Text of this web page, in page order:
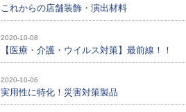
これからの店舗装飾・演出材料
2020-10-08
【医療・介護・ウイルス対策】最前線！！
2020-10-06
実用性に特化！災害対策製品